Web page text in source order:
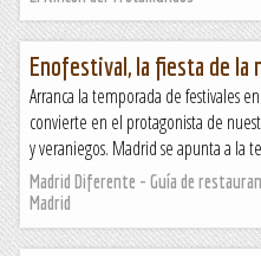
Enofestival, la fiesta de la
Arranca la temporada de festivales
convierte en el protagonista de
y veraniegos. Madrid se apunta a la
Madrid Diferente - Guía de
Madrid